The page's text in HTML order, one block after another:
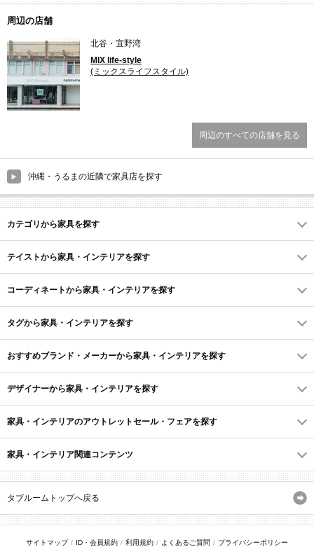
周辺の店舗
北谷・宜野湾
MIX life-style
(ミックスライフスタイル)
周辺のすべての店舗を見る
沖縄・うるまの近隣で家具店を探す
カテゴリから家具を探す
テイストから家具・インテリアを探す
コーディネートから家具・インテリアを探す
タグから家具・インテリアを探す
おすすめブランド・メーカーから家具・インテリアを探す
デザイナーから家具・インテリアを探す
家具・インテリアのアウトレットセール・フェアを探す
家具・インテリア関連コンテンツ
タブルームトップへ戻る
サイトマップ ID・会員規約 利用規約 よくあるご質問 プライバシーポリシー